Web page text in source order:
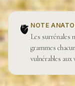
🫀 NOTE
Les surrénales
grammes
vulnérables aux